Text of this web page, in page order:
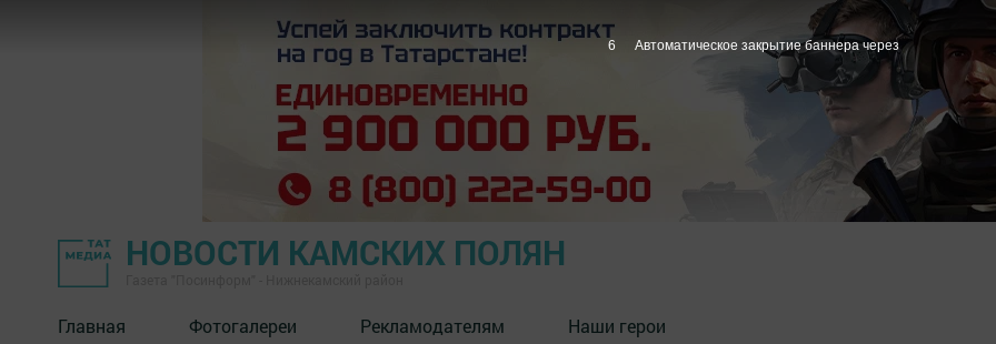
НОВОСТИ КАМСКИХ ПОЛЯН
Главная Фотогалереи Рекламодателям Наши герои
5 Автоматическое закрытие баннера через